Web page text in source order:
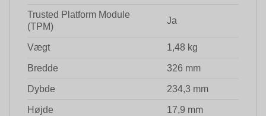
Trusted Platform Module
(TPM)
Ja
Vægt 1,48 kg
Bredde 326 mm
Dybde 234,3 mm
Højde 17,9 mm